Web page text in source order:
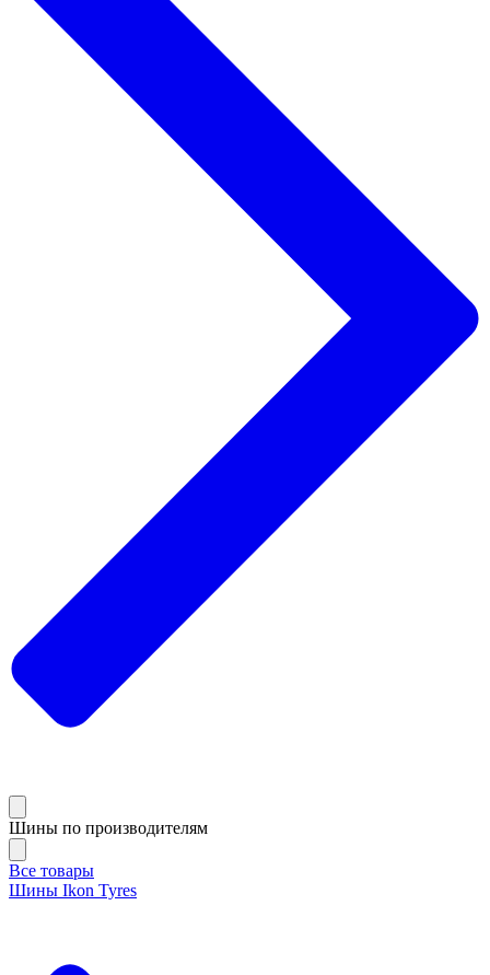
Шины по производителям
Все товары
Шины Ikon Tyres